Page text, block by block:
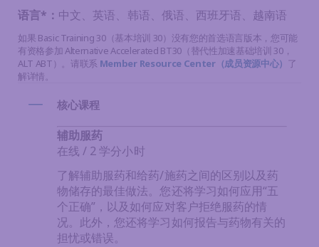
语言*： 中文、英语、韩语、俄语、西班牙语、越南语
如果 Basic Training 30（基本培训 30）没有您的首选语言版本，您可能
有资格参加 Alternative Accelerated BT30（替代性加速基础培训 30，
ALT ABT）。请联系 Member Resource Center（成员资源中心）
了
解详情。
核心课程
辅助服药
在线 / 2 学分小时
了解辅助服药和给药/施药之间的区别以及药
物储存的最佳做法。您还将学习如何应用“五
个正确”，以及如何应对客户拒绝服药的情
况。此外，您还将学习如何报告与药物有关的
担忧或错误。